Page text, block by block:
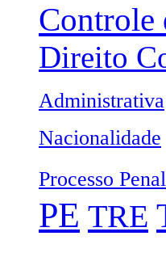
Controle
Direito
Administrativa
Nacionalidade
Processo Penal
PE TRE